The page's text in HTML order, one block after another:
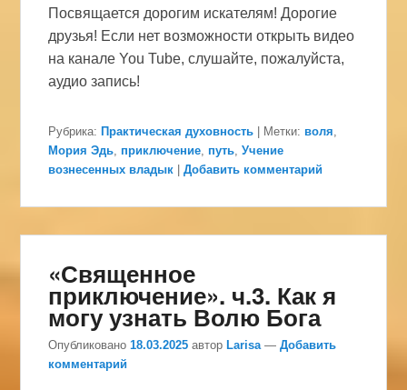
Посвящается дорогим искателям! Дорогие
друзья! Если нет возможности открыть видео
на канале You Tube, слушайте, пожалуйста,
аудио запись!
Рубрика: Практическая духовность Метки: воля,
Мория Эдь, приключение, путь,Учение
вознесенных владык
|Добавить комментарий
«Священное
приключение». ч.3. Как я
могу узнать Волю Бога
Опубликовано18.03.2025 автор Larisa —Добавить
комментарий